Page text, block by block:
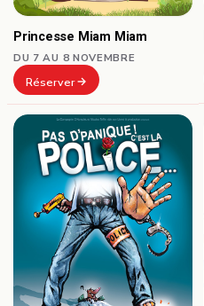
Princesse Miam Miam
DU 7 AU 8 NOVEMBRE
Réserver